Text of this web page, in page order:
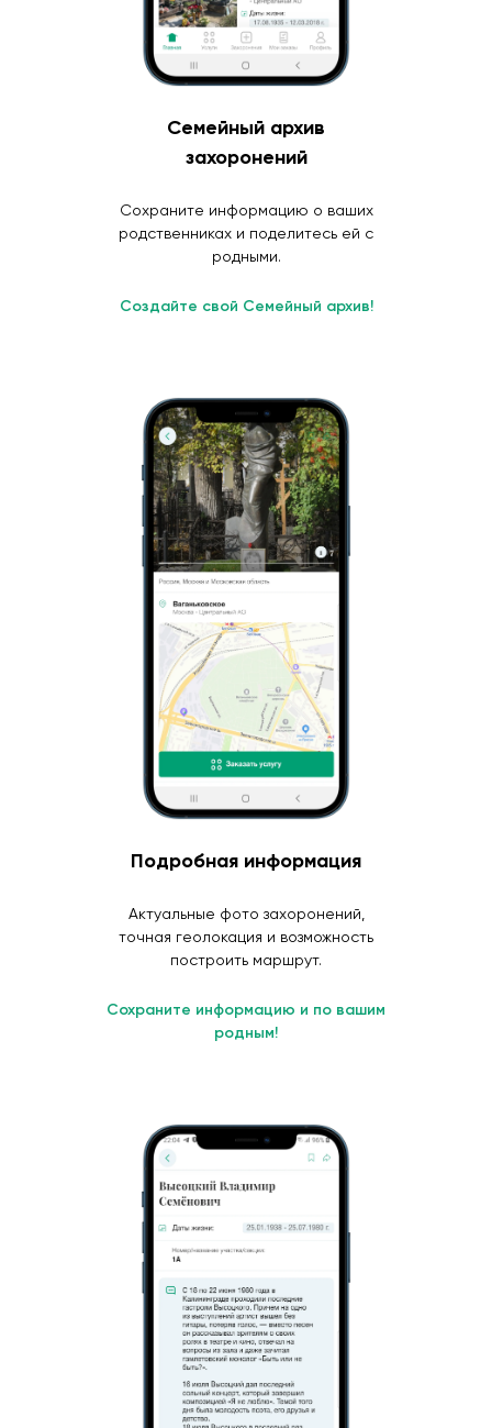
Семейный архив
захоронений
Сохраните информацию о ваших
родственниках и поделитесь ей с
родными.
Создайте свой Семейный архив!
Подробная информация
Актуальные фото захоронений,
точная геолокация и возможность
построить маршрут.
Сохраните информацию и по вашим
родным!